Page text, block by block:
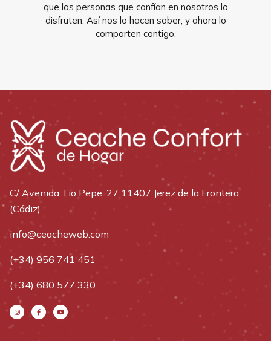
que las personas que confían en nosotros lo
disfruten. Así nos lo hacen saber, y ahora lo
comparten contigo.
C/ Avenida Tio Pepe, 27 11407 Jerez de la Frontera
(Cádiz)
info@ceacheweb.com
(+34) 956 741 451
(+34) 680 577 330